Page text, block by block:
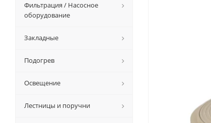
Фильтрация / Насосное
оборудование
Закладные
Подогрев
Освещение
Лестницы и поручни